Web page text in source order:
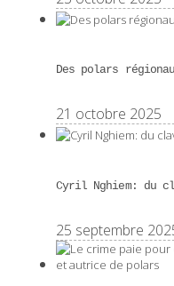
Des polars
21 octobre 2025
Cyril Nghiem: du
25 septembre